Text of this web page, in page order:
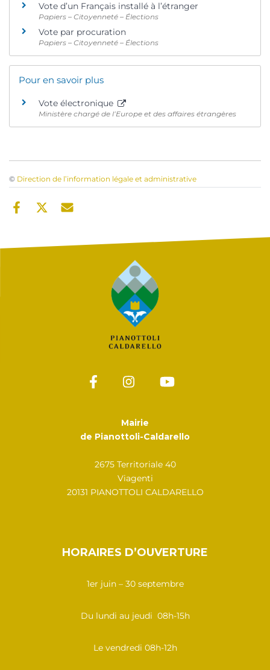
Vote d’un Français installé à l’étranger
Papiers – Citoyenneté – Élections
Vote par procuration
Papiers – Citoyenneté – Élections
Pour en savoir plus
Vote électronique
Ministère chargé de l’Europe et des affaires étrangères
© Direction de l’information légale et administrative
Mairie
de Pianottoli-Caldarello
2675 Territoriale 40
Viagenti
20131 PIANOTTOLI CALDARELLO
HORAIRES D’OUVERTURE
1er juin – 30 septembre
Du lundi au jeudi 08h-15h
Le vendredi 08h-12h